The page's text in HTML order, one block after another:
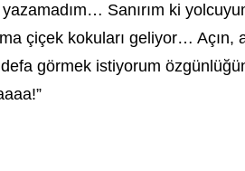
Sanırım ki
çiçek kokuları geliyor… Açın,
görmek istiyorum